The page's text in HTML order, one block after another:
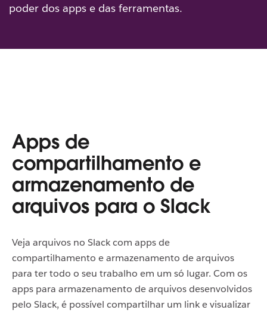
poder dos apps e das ferramentas.
Apps de
compartilhamento e
armazenamento de
arquivos para o Slack
Veja arquivos no Slack com apps de
compartilhamento e armazenamento de arquivos
para ter todo o seu trabalho em um só lugar. Com os
apps para armazenamento de arquivos desenvolvidos
pelo Slack, é possível compartilhar um link e visualizar